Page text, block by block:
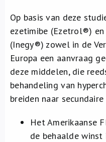
Op basis van deze
ezetimibe (Ezetrol®)
(Inegy®) zowel in de
Europa een aanvraag
deze middelen, die
behandeling van
breiden naar
Het Amerikaanse
de behaalde winst